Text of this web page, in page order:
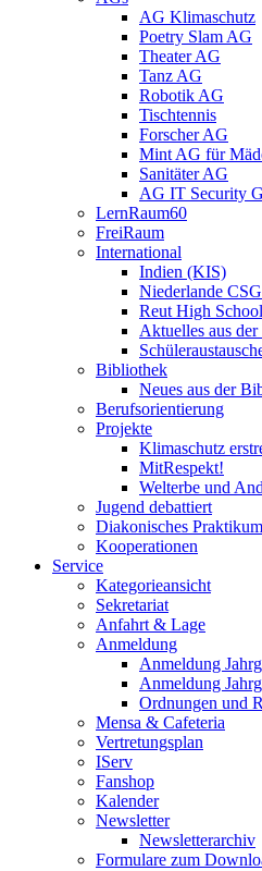
AG Klimaschutz
Poetry Slam AG
Theater AG
Tanz AG
Robotik AG
Tischtennis
Forscher AG
Mint AG für
Sanitäter AG
AG IT Security
LernRaum60
FreiRaum
International
Indien (KIS)
Niederlande
Reut High
Aktuelles aus der
Bibliothek
Neues aus der
Berufsorientierung
Projekte
Klimaschutz
MitRespekt!
Welterbe und
Jugend debattiert
Diakonisches Praktikum
Kooperationen
Service
Kategorieansicht
Sekretariat
Anfahrt & Lage
Anmeldung
Anmeldung
Anmeldung
Ordnungen und
Mensa & Cafeteria
Vertretungsplan
IServ
Fanshop
Kalender
Newsletter
Newsletterarchiv
Formulare zum